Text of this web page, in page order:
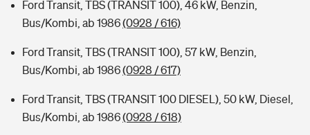
Ford Transit, TBS (TRANSIT 100), 46 kW, Benzin,
Bus/Kombi, ab 1986(0928 / 616)
Ford Transit, TBS (TRANSIT 100), 57 kW, Benzin,
Bus/Kombi, ab 1986(0928 / 617)
Ford Transit, TBS (TRANSIT 100 DIESEL), 50 kW, Diesel,
Bus/Kombi, ab 1986(0928 / 618)